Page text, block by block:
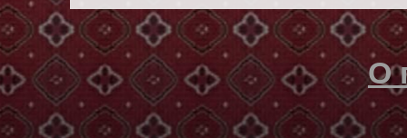
О